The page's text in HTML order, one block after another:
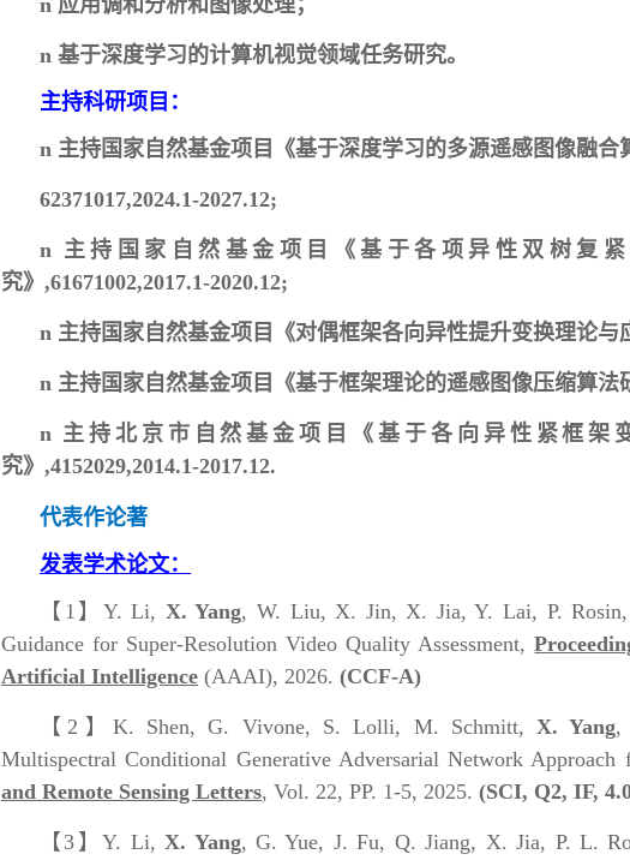
n 应用调和分析和图像处理；
n 基于深度学习的计算机视觉领域任务研究。
主持科研项目：
n 主持国家自然基金项目《基于深度学习的多源遥感图像融合
62371017,2024.1-2027.12;
n 主持国家自然基金项目《基于各项异性双树复
究》,61671002,2017.1-2020.12;
n 主持国家自然基金项目《对偶框架各向异性提升变换理论与
n 主持国家自然基金项目《基于框架理论的遥感图像压缩算法
n 主持北京市自然基金项目《基于各向异性紧框架
究》,4152029,2014.1-2017.12.
代表作论著
发表学术论文：
【1】 Y. Li, X. Yang, W. Liu, X. Jin, X. Jia, Y. Lai, P. Rosin,
Guidance for Super-Resolution Video Quality Assessment,
Artificial Intelligence (AAAI), 2026. (CCF-A)
【2】 K. Shen, G. Vivone, S. Lolli, M. Schmitt,X. Yang,
Multispectral Conditional Generative Adversarial Network
and Remote Sensing Letters, Vol. 22, PP. 1-5, 2025. (SCI, Q2, IF,
【3】Y. Li,X. Yang, G. Yue, J. Fu, Q. Jiang, X. Jia, P. L.